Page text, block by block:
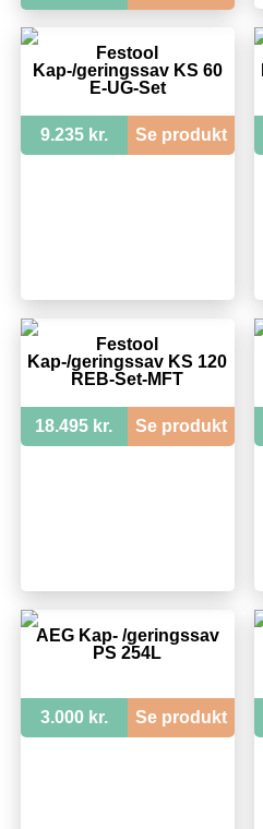
Festool
Kap-/geringssav KS 60
E-UG-Set
9.235 kr. Se produkt
Festool
Kap-/geringssav KS 120
REB-Set-MFT
18.495 kr. Se produkt
AEG Kap- /geringssav
PS 254L
3.000 kr. Se produkt